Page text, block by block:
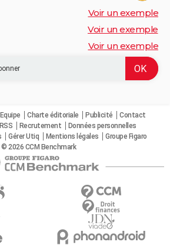
Voir un exemple
Voir un exemple
Voir un exemple
Equipe Charte éditoriale Publicité
Contact
RSS Recrutement
Données personnelles
Gérer Utiq Mentions légales
Groupe Figaro
© 2026 CCM Benchmark